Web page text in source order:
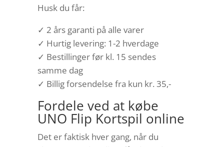
Husk du får:
✓ 2 års garanti på alle varer
✓ Hurtig levering: 1-2 hverdage
✓ Bestillinger før kl. 15 sendes
samme dag
✓ Billig forsendelse fra kun kr. 35,-
Fordele ved at købe
UNO Flip Kortspil online
Det er faktisk hver gang, når du